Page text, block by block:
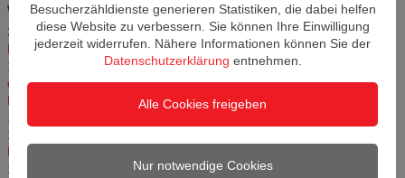
Weitere Artikel in dieser Kategorie
23.02.2026 – 27.02.2026 Career Week 2026 - Berufseinstieg und
Karrierechancen in Berlin und Brandenburg 11.02.2026
14.10.2025, 11:00 bis 16:00 Uhr: THCONNECT – Karrieremesse an
der Technischen Hochschule Wildau 22.07.2025
Beratungstag Weiterbildung bei der IHK Cottbus am 26. Juli 2025
18.07.2025
15.07.2025, 10:00 bis 15:00 Uhr: Industriearbeit im Umbruch –
Risiken, Chancen, Verantwortung
15.07.2025, 10:00 bis 13:00 Uhr: ILB-Fördermesse in Potsdam und
Besucherzähldienste generieren Statistiken, die dabei helfen
diese Website zu verbessern. Sie können Ihre Einwilligung
jederzeit widerrufen. Nähere Informationen können Sie der
Datenschutzerklärung entnehmen.
Alle Cookies freigeben
Nur notwendige Cookies